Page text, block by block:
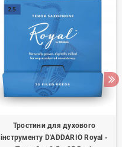
Тростини для духового
інструменту D'ADDARIO Royal -